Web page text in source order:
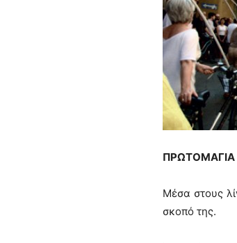
ΠΡΩΤΟΜΑΓΙΑ
Μέσα στους
σκοπό της.